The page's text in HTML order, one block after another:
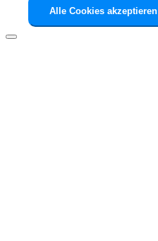
Alle Cookies akzeptieren